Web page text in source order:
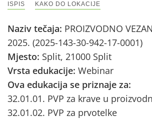
ISPIS KAKO DO LOKACIJE
Naziv tečaja: PROIZVODNO
2025. (2025-143-30-942-17-0001)
Mjesto: Split, 21000 Split
Vrsta edukacije: Webinar
Ova edukacija se priznaje za:
32.01.01. PVP za krave u
32.01.02. PVP za prvotelke